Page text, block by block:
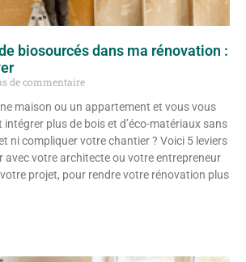
biosourcés dans ma rénovation :
de commentaire
maison ou un appartement et vous vous
plus de bois et d’éco-matériaux sans
ni compliquer votre chantier ? Voici 5 leviers
avec votre architecte ou votre entrepreneur
projet, pour rendre votre rénovation plus